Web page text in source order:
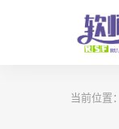
当前位置：